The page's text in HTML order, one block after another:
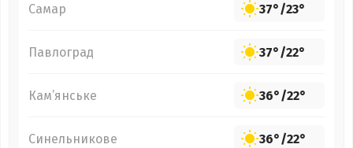
Самар 37°/23°
Павлоград 37°/22°
Кам’янське 36°/22°
Синельникове 36°/22°